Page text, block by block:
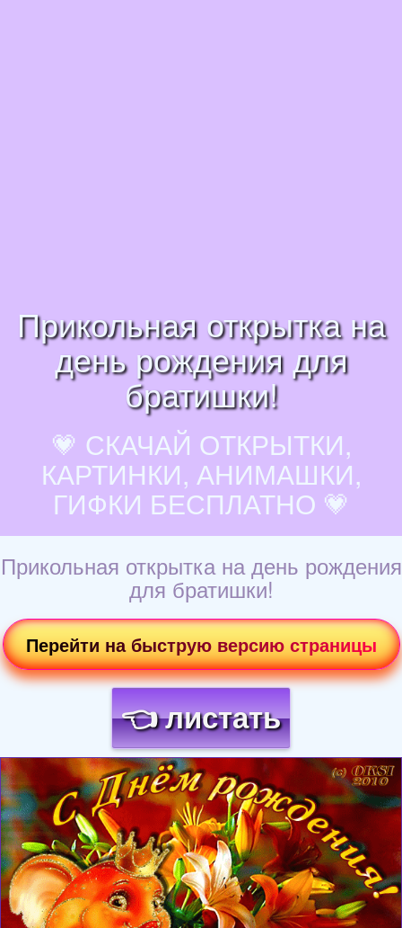
Прикольная открытка на
день рождения для
братишки!
💗 СКАЧАЙ ОТКРЫТКИ,
КАРТИНКИ, АНИМАШКИ,
ГИФКИ БЕСПЛАТНО 💗
Прикольная открытка на день рождения
для братишки!
Перейти на быструю версию страницы
👈 листать
Загрузка картинки...